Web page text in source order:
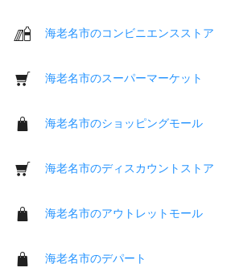
海老名市のコンビニエンスストア
海老名市のスーパーマーケット
海老名市のショッピングモール
海老名市のディスカウントストア
海老名市のアウトレットモール
海老名市のデパート